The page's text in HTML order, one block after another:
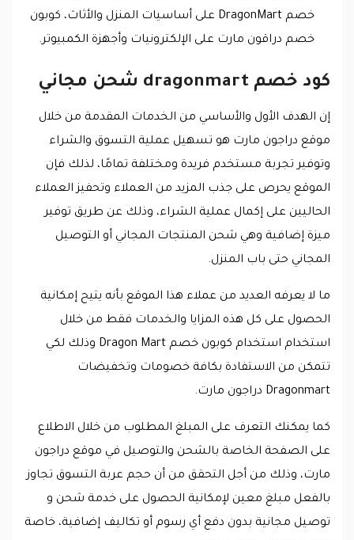
خصم DragonMart على أساسيات المنزل والأثاث، كوبون
خصم دراقون مارت على الإلكترونيات وأجهزة الكمبيوتر.
كود خصم dragonmart شحن مجاني
إن الهدف الأول والأساسي من الخدمات المقدمة من خلال
موقع دراجون مارت هو تسهيل عملية التسوق والشراء
وتوفير تجربة مستخدم فريدة ومختلفة تمامًا، لذلك فإن
الموقع يحرص على جذب المزيد من العملاء وتحفيز العملاء
الحاليين على إكمال عملية الشراء، وذلك عن طريق توفير
ميزة إضافية وهي شحن المنتجات المجاني أو التوصيل
المجاني حتى باب المنزل.
ما لا يعرفه العديد من عملاء هذا الموقع بأنه يتيح إمكانية
الحصول على كل هذه المزايا والخدمات فقط من خلال
استخدام استخدام كوبون خصم Dragon Mart وذلك لكي
تتمكن من الاستفادة بكافة خصومات وتخفيضات
Dragonmart دراجون مارت.
كما يمكنك التعرف على المبلغ المطلوب من خلال الاطلاع
على الصفحة الخاصة بالشحن والتوصيل في موقع دراجون
مارت، وذلك من أجل التحقق من أن حجم عربة التسوق تجاوز
بالفعل مبلغ معين لإمكانية الحصول على خدمة شحن و
توصيل مجانية بدون دفع أي رسوم أو تكاليف إضافية، خاصة